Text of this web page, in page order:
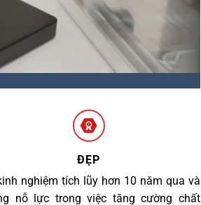
ĐẸP
nghiệm tích lũy hơn 10 năm qua và
nỗ lực trong việc tăng cường chất